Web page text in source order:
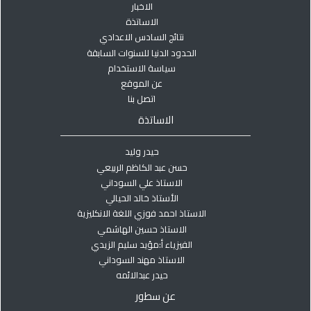
الاخبار
الاساتذة
نتائج السادس الاعدادي
الحدود الدنيا للسنوات السابقة
سياسة الاستخدام
عن الموقع
اتصل بنا
الاساتذة
حيدر وليد
حسن عبد الكاظم الربيعي
الاستاذ علي السوداني
الأستاذ خالد الحيالي
الاستاذ احمد فوزي اللغة الانكليزية
الاستاذ حسين الهاشمي
الفيزياء أ:مؤيد سليم الزيدي
الاستاذ مهند السوداني
حيدر عبدالائمه
عن سطور